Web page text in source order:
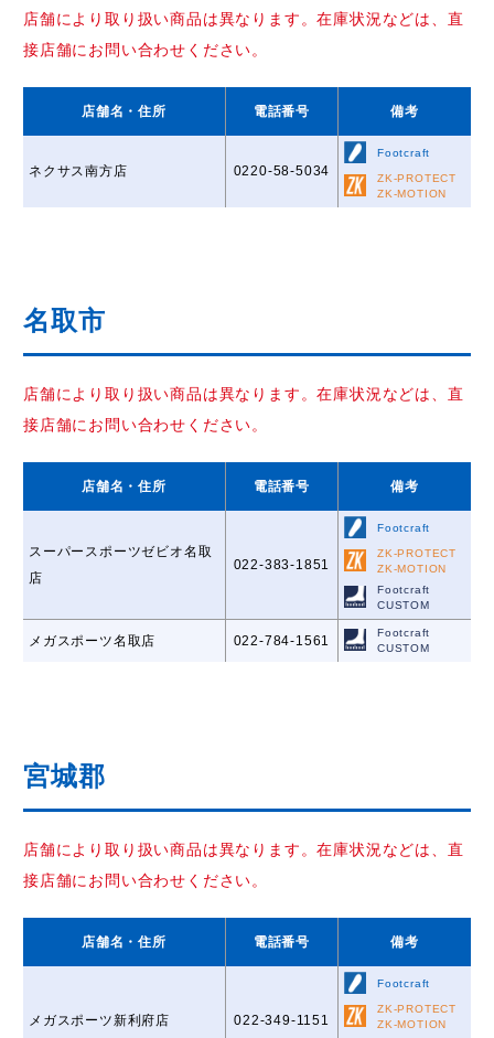
店舗により取り扱い商品は異なります。在庫状況などは、直
接店舗にお問い合わせください。
店舗名 ・住所 電話番号 備考
ネクサス南方店 0220-58-5034
Footcraft
ZK-PROTECT
ZK-MOTION
名取市
店舗により取り扱い商品は異なります。在庫状況などは、直
接店舗にお問い合わせください。
店舗名 ・住所 電話番号 備考
スーパースポーツゼビオ名取
店
022-383-1851
Footcraft
ZK-PROTECT
ZK-MOTION
Footcraft
CUSTOM
メガスポーツ名取店 022-784-1561
Footcraft
CUSTOM
宮城郡
店舗により取り扱い商品は異なります。在庫状況などは、直
接店舗にお問い合わせください。
店舗名 ・住所 電話番号 備考
メガスポーツ新利府店 022-349-1151
Footcraft
ZK-PROTECT
ZK-MOTION